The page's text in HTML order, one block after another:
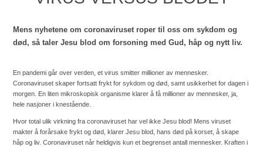
Mens nyhetene om coronaviruset roper til oss om sykdom og
død, så taler Jesu blod om forsoning med Gud, håp og nytt liv.
En pandemi går over verden, et virus smitter millioner av mennesker.
Coronaviruset skaper fortsatt frykt for sykdom og død, samt usikkerhet for dagen i
morgen. En liten mikroskopisk organisme klarer å få millioner av mennesker, ja,
hele nasjoner i knestående.
Hvor total ulik virkning fra coronaviruset har vel ikke Jesu blod! Mens viruset
makter å forårsake frykt og død, klarer Jesu blod, hans død på korset, å skape
håp og liv. Coronaviruset når heldigvis kun et begrenset antall mennesker. Kraften i